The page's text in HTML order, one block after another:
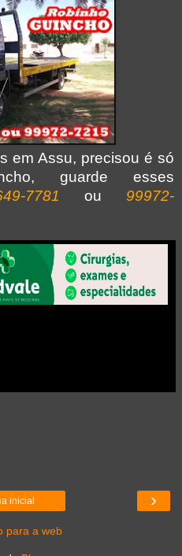
em Assu, precisou é só
guarde esses
7781 ou 99972-
›
inicial
para a web